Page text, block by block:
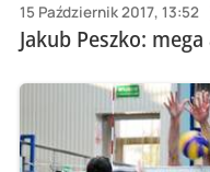
15 Październik 2017, 13:52
Jakub Peszko: